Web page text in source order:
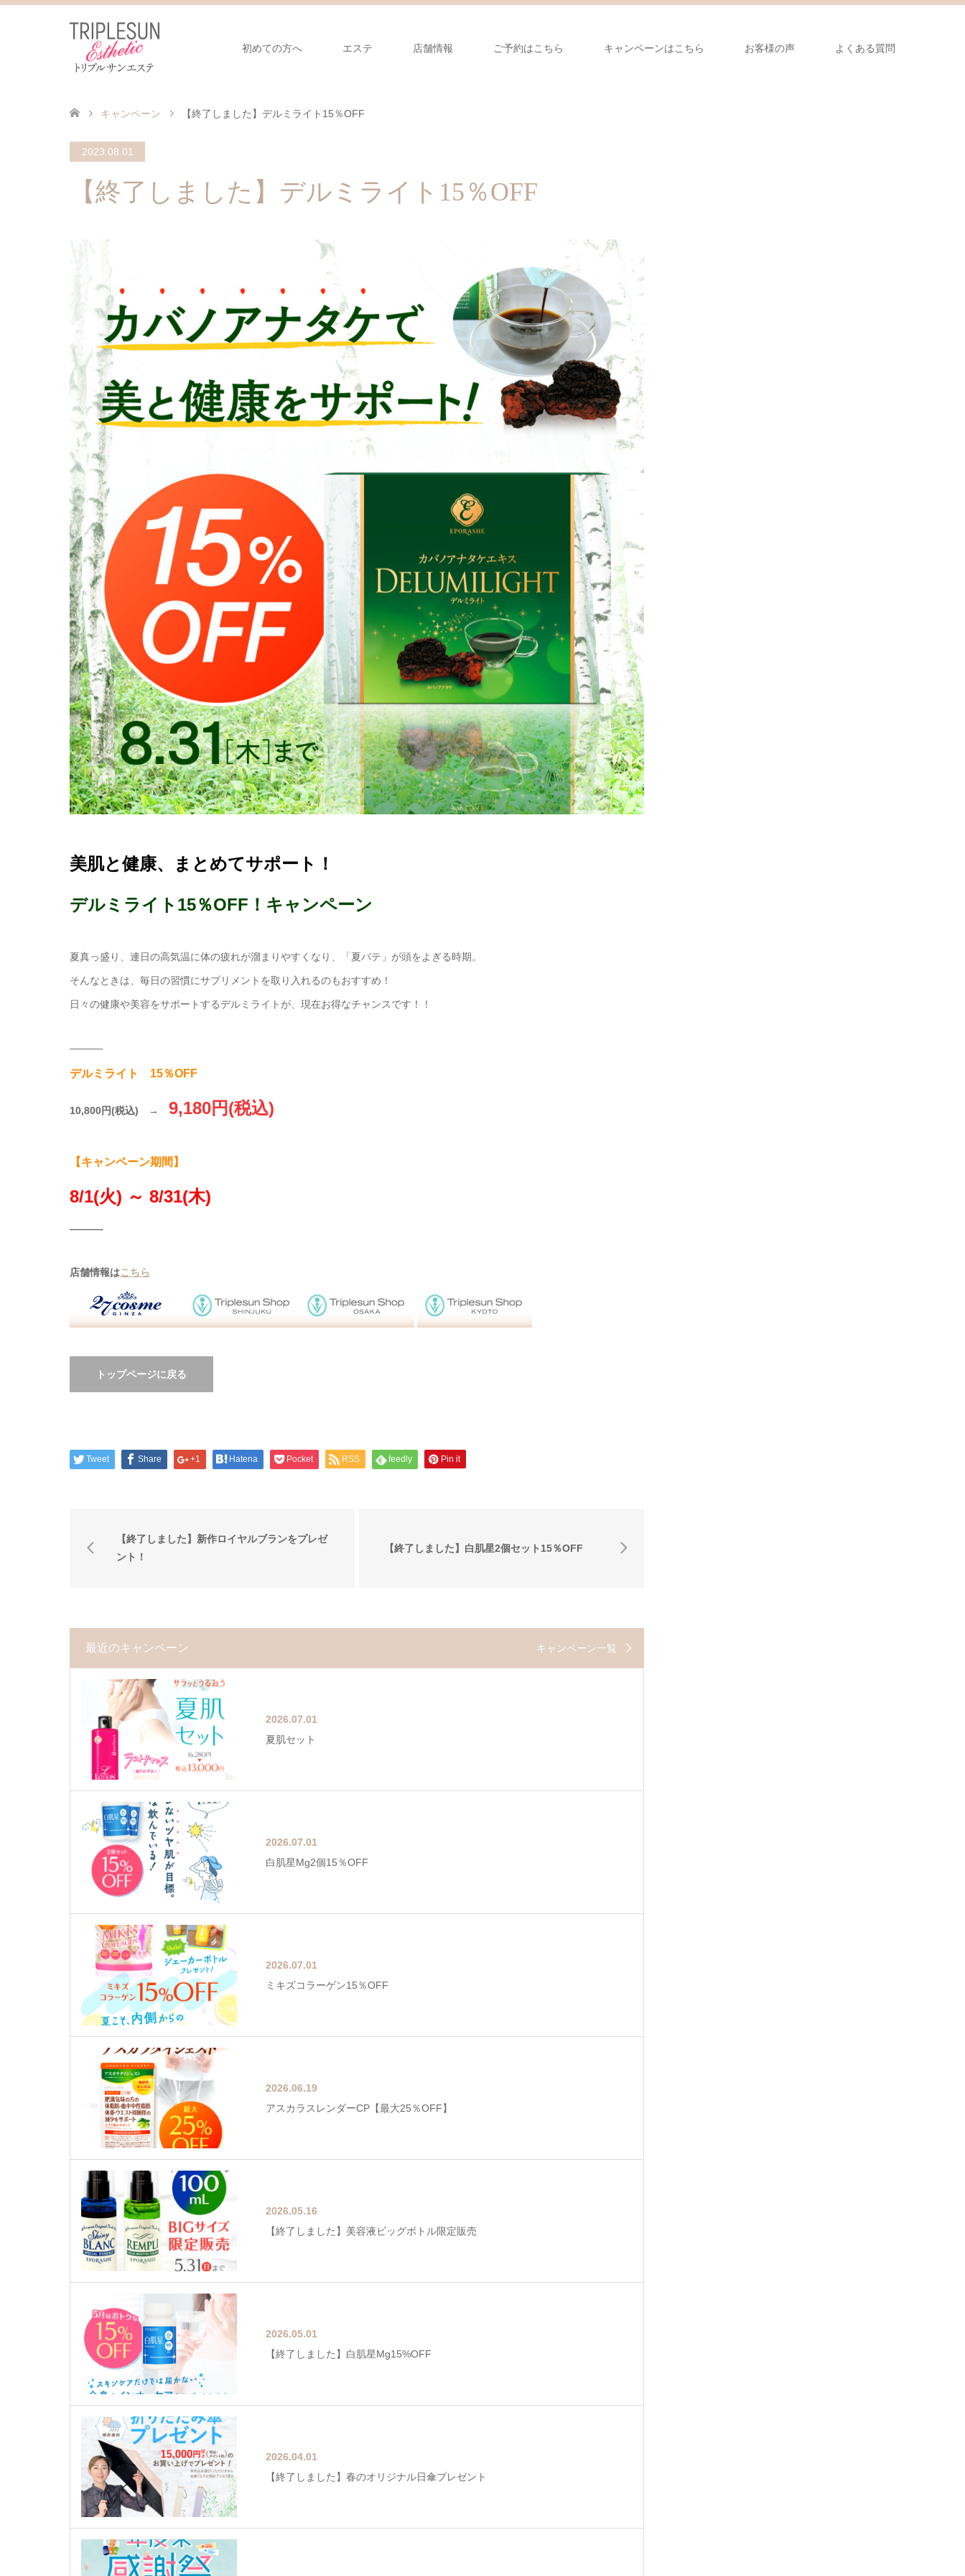
初めての方へ エステ 店舗情報 ご予約はこちら キャンペーンはこちら お客様の声 よくある質問
キャンペーン 【終了しました】デルミライト15％OFF
2023.08.01
【終了しました】デルミライト15％OFF
美肌と健康、まとめてサポート！
デルミライト15％OFF！キャンペーン
夏真っ盛り、連日の高気温に体の疲れが溜まりやすくなり、「夏バテ」が頭をよぎる時期。
そんなときは、毎日の習慣にサプリメントを取り入れるのもおすすめ！
日々の健康や美容をサポートするデルミライトが、現在お得なチャンスです！！
———-
デルミライト 15％OFF
10,800円(税込) → 9,180円(税込)
【キャンペーン期間】
8/1(火) ～ 8/31(木)
———-
店舗情報はこちら
トップページに戻る
Tweet Share +1 Hatena Pocket RSS feedly Pin it
【終了しました】新作ロイヤルブランをプレゼ
ント！
【終了しました】白肌星2個セット15％OFF
最近のキャンペーン キャンペーン一覧
2026.07.01
夏肌セット
2026.07.01
白肌星Mg2個15％OFF
2026.07.01
ミキズコラーゲン15％OFF
2026.06.19
アスカラスレンダーCP【最大25％OFF】
2026.05.16
【終了しました】美容液ビッグボトル限定販売
2026.05.01
【終了しました】白肌星Mg15%OFF
2026.04.01
【終了しました】春のオリジナル日傘プレゼント